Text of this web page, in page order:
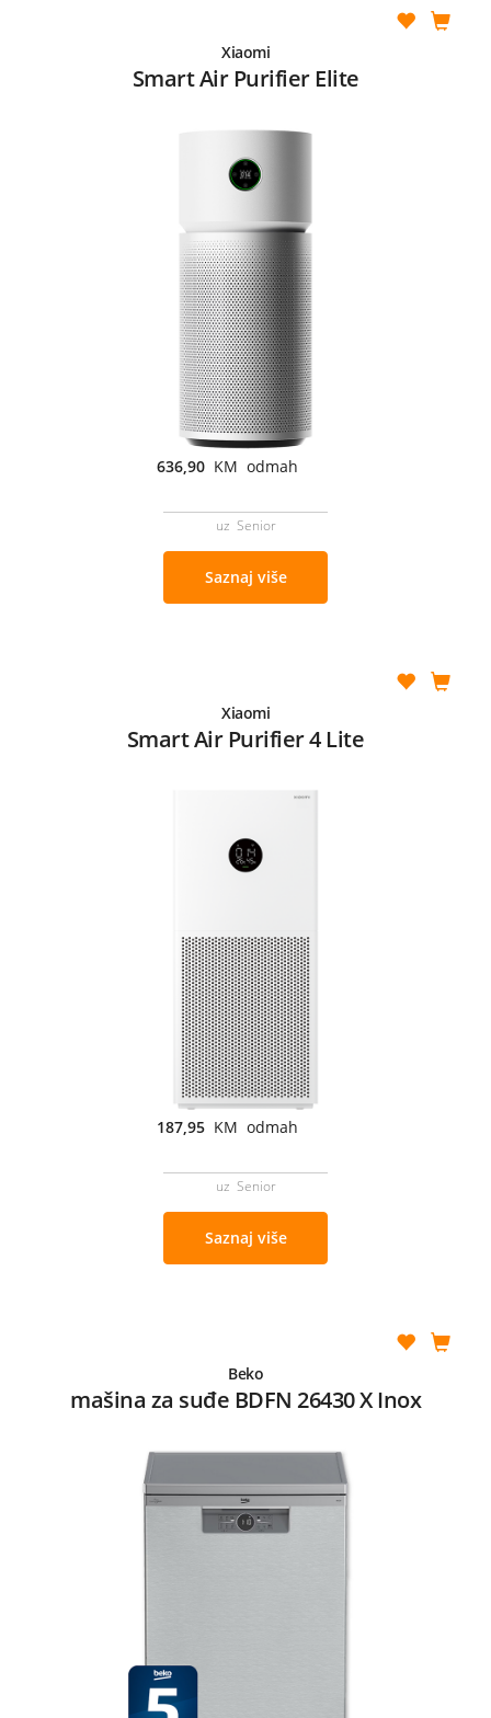
Xiaomi
Smart Air Purifier Elite
636,90 KM odmah
uz Senior
Saznaj više
Xiaomi
Smart Air Purifier 4 Lite
187,95 KM odmah
uz Senior
Saznaj više
Beko
mašina za suđe BDFN 26430 X Inox